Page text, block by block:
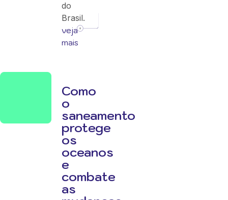
do
Brasil.
veja
mais
Como
o
saneamento
protege
os
oceanos
e
combate
as